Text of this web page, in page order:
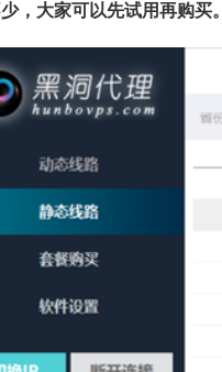
，大家可以先试用再购买。